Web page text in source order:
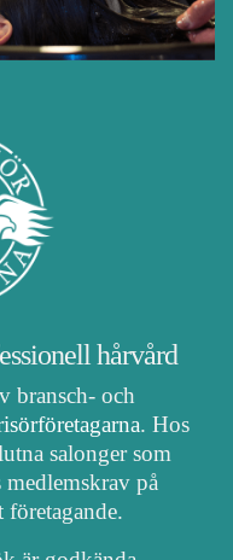
hårvård
bransch- och
. Hos
salonger som
på
företagande.